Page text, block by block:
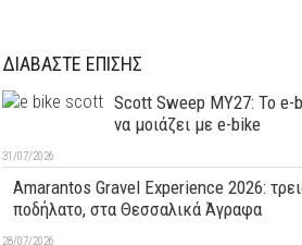
ΔΙΑΒΑΣΤΕ ΕΠΙΣΗΣ
Scott Sweep MY27: Το e-
να μοιάζει με e-bike
31/07/2026
Amarantos Gravel Experience 2026:
ποδήλατο, στα Θεσσαλικά Άγραφα
28/07/2026